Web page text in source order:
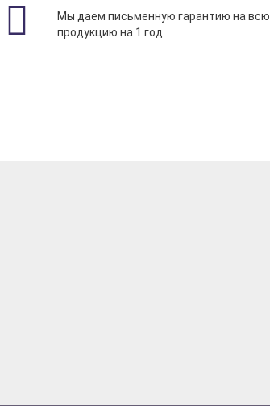
Мы даем письменную гарантию на всю
продукцию на 1 год.